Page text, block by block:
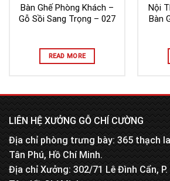
Bàn Ghế Phòng Khách –
Gỗ Sồi Sang Trọng – 027
READ MORE
Nội
Bàn
LIÊN HỆ XƯỞNG GỖ CHÍ CƯỜNG
Địa chỉ phòng trưng bày: 365 thạch
Tân Phú, Hồ Chí Minh.
Địa chỉ Xưởng: 302/71 Lê Đình Cẩn, P.